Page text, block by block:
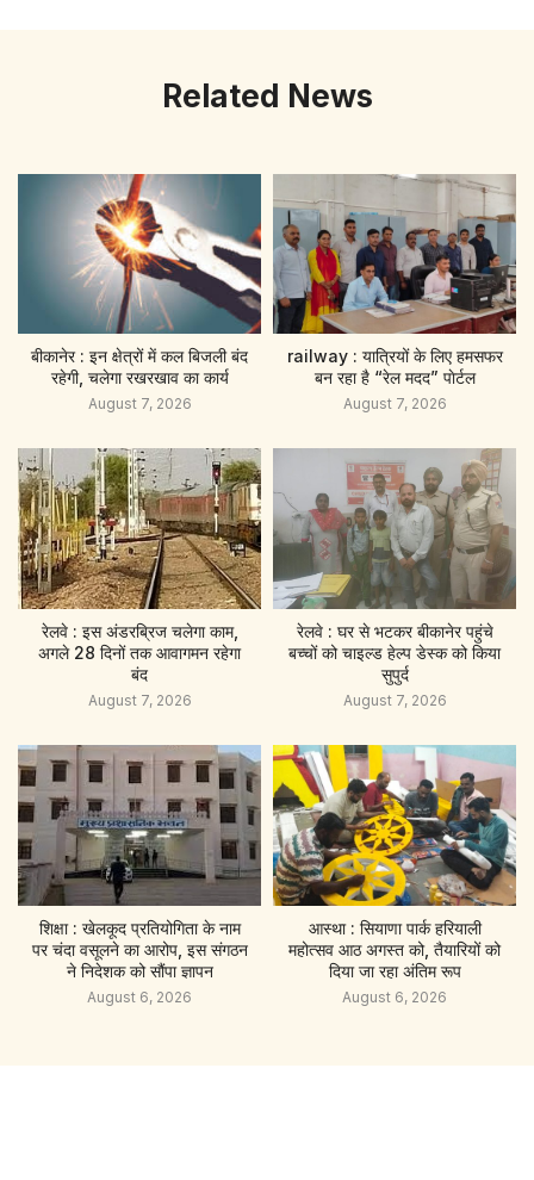
Related News
बीकानेर : इन क्षेत्रों में कल बिजली बंद
रहेगी, चलेगा रखरखाव का कार्य
August 7, 2026
railway : यात्रियों के लिए हमसफर
बन रहा है “रेल मदद” पाेर्टल
August 7, 2026
रेलवे : इस अंडरब्रिज चलेगा काम,
अगले 28 दिनों तक आवागमन रहेगा
बंद
August 7, 2026
रेलवे : घर से भटकर बीकानेर पहुंचे
बच्चों को चाइल्ड हेल्प डेस्क को किया
सुपुर्द
August 7, 2026
शिक्षा : खेलकूद प्रतियोगिता के नाम
पर चंदा वसूलने का आरोप, इस संगठन
ने निदेशक को सौंपा ज्ञापन
August 6, 2026
आस्था : सियाणा पार्क हरियाली
महोत्सव आठ अगस्त को, तैयारियों को
दिया जा रहा अंतिम रूप
August 6, 2026